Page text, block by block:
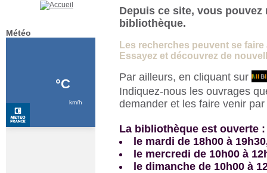
Les recherches peuvent se
Essayez et découvrez de
Par ailleurs, en cliquant sur
Indiquez-nous les ouvrages
demander et les faire venir
La bibliothèque est ouverte :
le mardi de 18h00 à
le mercredi de 10h00 à
le dimanche de 10h00 à
Depuis ce site, vous
bibliothèque.
Météo